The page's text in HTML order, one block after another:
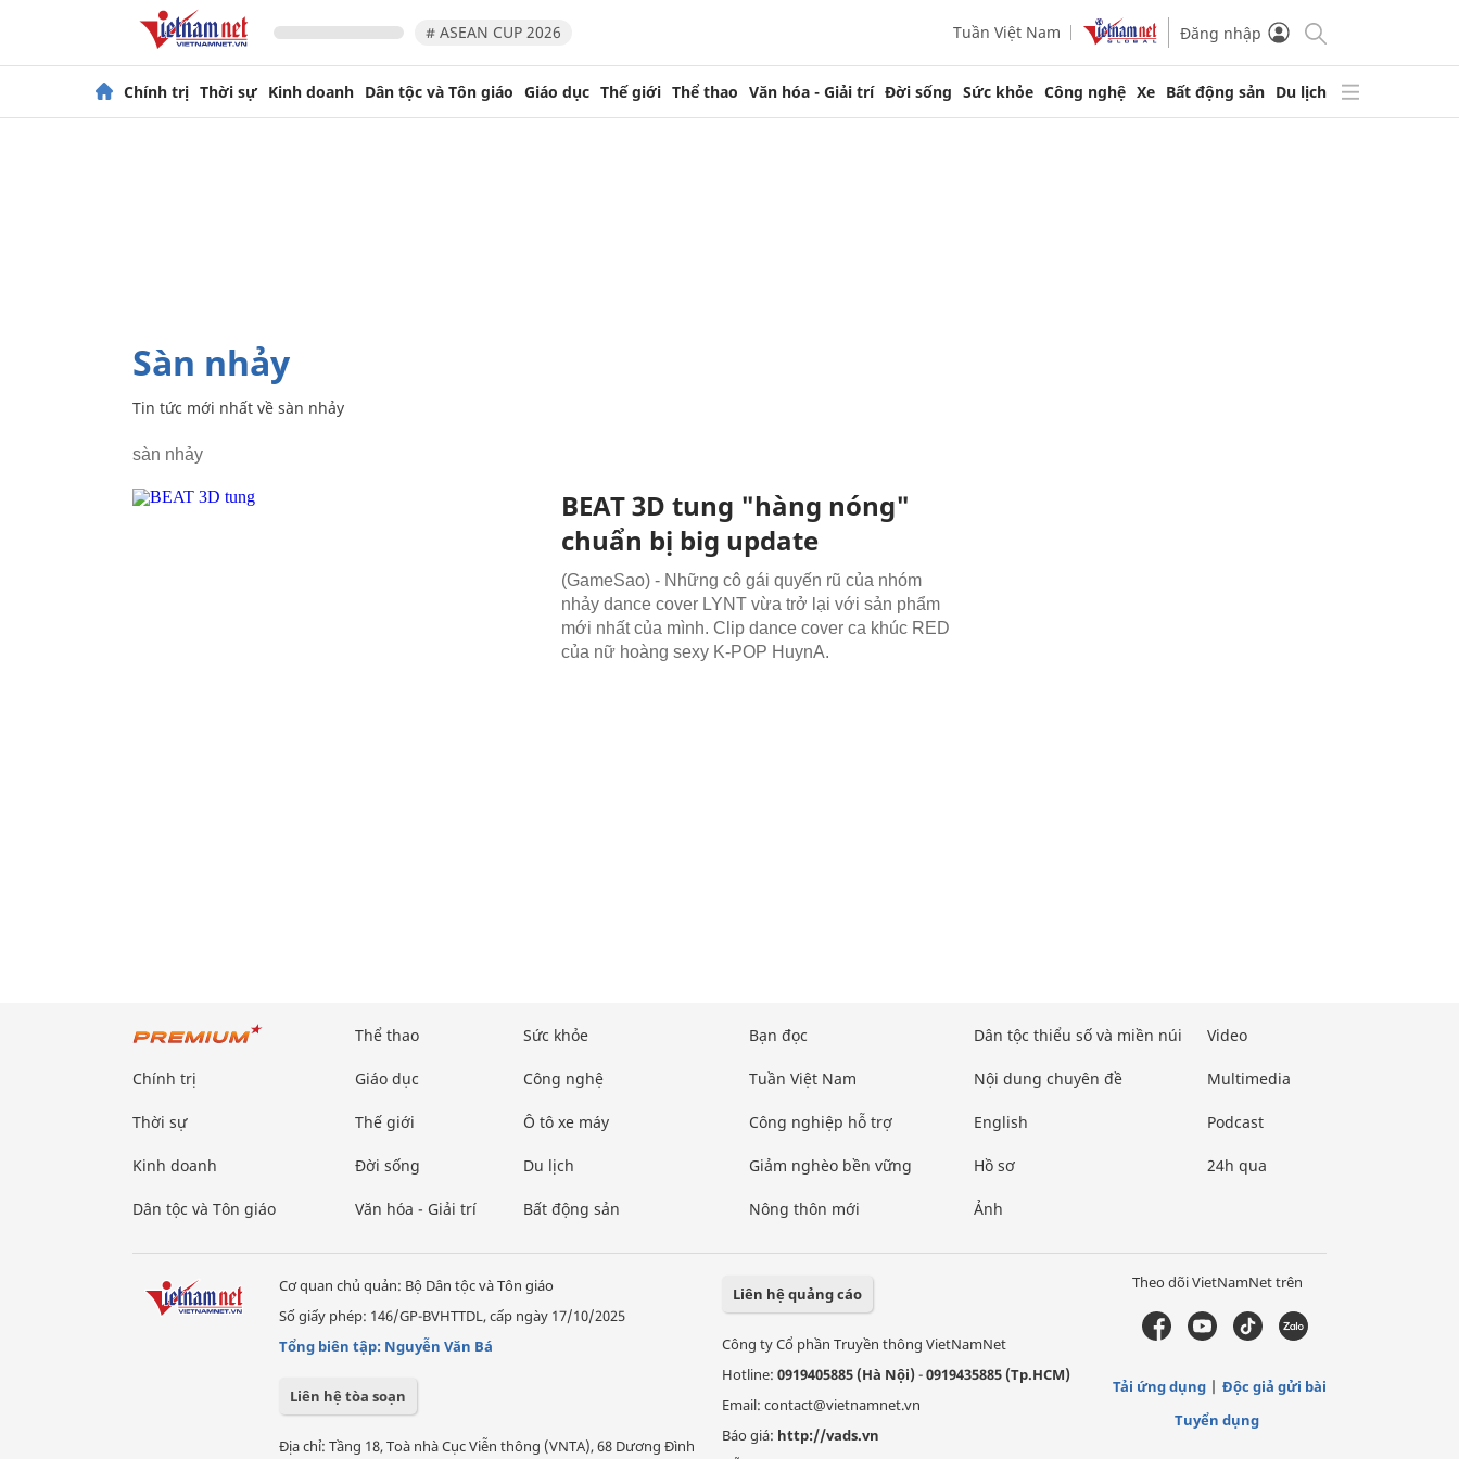
# ASEAN CUP 2026 Tuần Việt Nam Đăng nhập
Chính trị Thời sự Kinh doanh Dân tộc và Tôn giáo Giáo dục Thế giới Thể thao Văn hóa - Giải trí Đời sống Sức khỏe Công nghệ Xe Bất động sản Du lịch
sàn nhảy
Tin tức mới nhất về sàn nhảy
sàn nhảy
BEAT 3D tung "hàng nóng"
chuẩn bị big update
(GameSao) - Những cô gái quyến rũ của nhóm
nhảy dance cover LYNT vừa trở lại với sản phẩm
mới nhất của mình. Clip dance cover ca khúc RED
của nữ hoàng sexy K-POP HuynA.
Chính trị
Thời sự
Kinh doanh
Dân tộc và Tôn giáo
Thể thao
Giáo dục
Thế giới
Đời sống
Văn hóa - Giải trí
Sức khỏe
Công nghệ
Ô tô xe máy
Du lịch
Bất động sản
Bạn đọc
Tuần Việt Nam
Công nghiệp hỗ trợ
Giảm nghèo bền vững
Nông thôn mới
Dân tộc thiểu số và miền núi
Nội dung chuyên đề
English
Hồ sơ
Ảnh
Video
Multimedia
Podcast
24h qua
Cơ quan chủ quản: Bộ Dân tộc và Tôn giáo
Số giấy phép: 146/GP-BVHTTDL, cấp ngày 17/10/2025
Tổng biên tập: Nguyễn Văn Bá
Liên hệ tòa soạn
Địa chỉ: Tầng 18, Toà nhà Cục Viễn thông (VNTA), 68 Dương Đình
Liên hệ quảng cáo
Công ty Cổ phần Truyền thông VietNamNet
Hotline: 0919405885 (Hà Nội)-0919435885 (Tp.HCM)
Email: contact@vietnamnet.vn
Báo giá: http://vads.vn
Theo dõi VietNamNet trên
Tải ứng dụng
Độc giả gửi bài
Tuyển dụng